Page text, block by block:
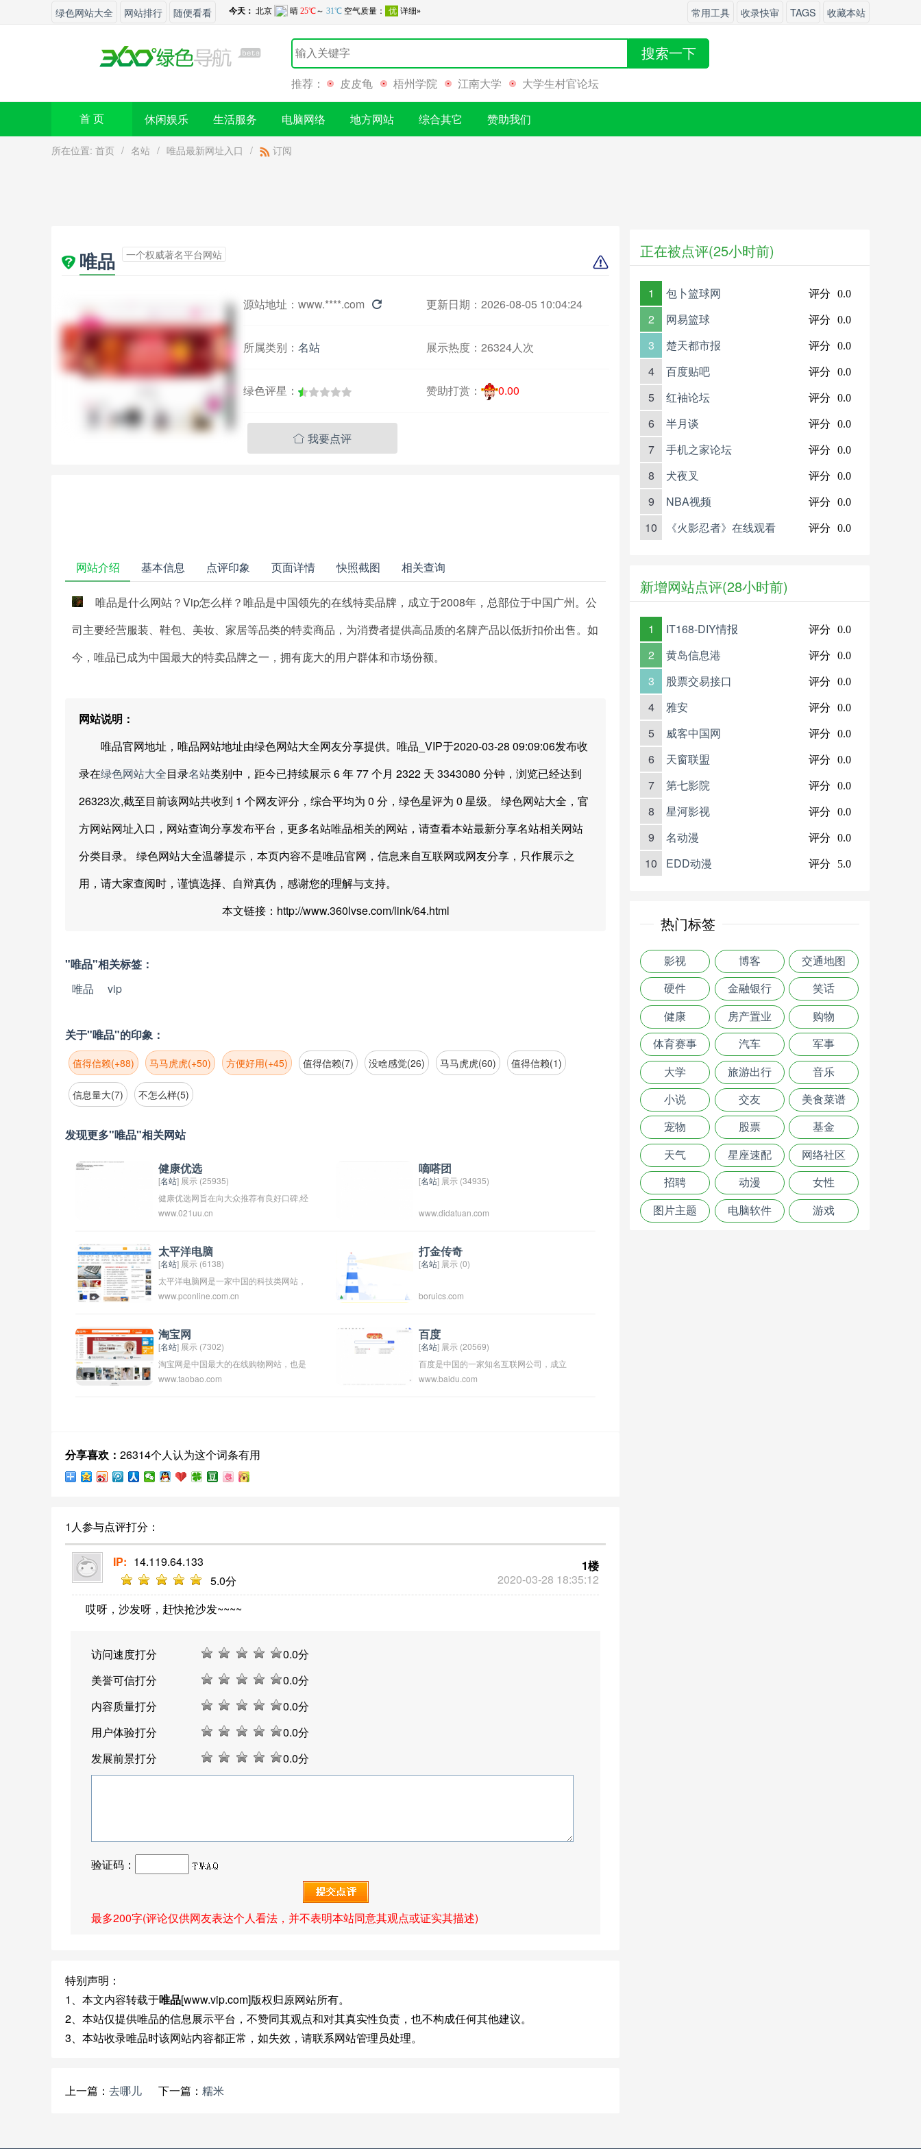
绿色网站大全 网站排行 随便看看 常用工具 收录快审 TAGS 收藏本站
搜索一下
推荐： 皮皮龟 梧州学院 江南大学 大学生村官论坛
首 页 休闲娱乐 生活服务 电脑网络 地方网站 综合其它 赞助我们
所在位置: 首页 / 名站 / 唯品最新网址入口 / 订阅
唯品 一个权威著名平台网站
源站地址： www.****.com  更新日期：2026-08-05 10:04:24
所属类别： 名站 展示热度： 26324人次
绿色评星： 赞助打赏： 0.00
 我要点评
网站介绍 基本信息 点评印象 页面详情 快照截图 相关查询
唯品是什么网站？Vip怎么样？唯品是中国领先的在线特卖品牌，成立于2008年，总部位于中国广州。公
司主要经营服装、鞋包、美妆、家居等品类的特卖商品，为消费者提供高品质的名牌产品以低折扣价出售。如
今，唯品已成为中国最大的特卖品牌之一，拥有庞大的用户群体和市场份额。
网站说明：
唯品官网地址，唯品网站地址由绿色网站大全网友分享提供。唯品_VIP于2020-03-28 09:09:06发布收
录在绿色网站大全目录名站类别中，距今已持续展示 6 年 77 个月 2322 天 3343080 分钟，浏览已经达到
26323次,截至目前该网站共收到 1 个网友评分，综合平均为 0 分，绿色星评为 0 星级。 绿色网站大全，官
方网站网址入口，网站查询分享发布平台，更多名站唯品相关的网站，请查看本站最新分享名站相关网站
分类目录。 绿色网站大全温馨提示，本页内容不是唯品官网，信息来自互联网或网友分享，只作展示之
用，请大家查阅时，谨慎选择、自辩真伪，感谢您的理解与支持。
本文链接：http://www.360lvse.com/link/64.html
"唯品"相关标签：
唯品
vip
关于"唯品"的印象：
值得信赖(+88) 马马虎虎(+50) 方便好用(+45) 值得信赖(7) 没啥感觉(26) 马马虎虎(60) 值得信赖(1)
信息量大(7) 不怎么样(5)
发现更多"唯品"相关网站
健康优选
[名站] 展示 (25935)
健康优选网旨在向大众推荐有良好口碑,经
实践验证,环保,安全,有品位,上档次,品质过
特色人群量身定制.大众优选,至优之选
www.021uu.cn
嘀嗒团
[名站] 展示 (34935)
www.didatuan.com
太平洋电脑
[名站] 展示 (6138)
太平洋电脑网是一家中国的科技类网站，
提供电脑、数码产品资讯、评测和技术教
较早的科技网站之一，致力于为用户提供
全面、及时的科技信息。太平洋电脑网在
数码、电脑领域拥有广泛的影响力和读者
群体。
www.pconline.com.cn
打金传奇
[名站] 展示 (0)
boruics.com
淘宝网
[名站] 展示 (7302)
淘宝网是中国最大的在线购物网站，也是
全球最大的电子商务网站之一。淘宝网成
进行拍卖和参与团购活动。淘宝网提供方
平台上进行购物交易。
www.taobao.com
百度
[名站] 展示 (20569)
百度是中国的一家知名互联网公司，成立
于2000年。其主要业务包括搜索引擎、云
www.baidu.com
分享喜欢： 26314个人认为这个词条有用
1人参与点评打分：
2020-03-28 18:35:12
1楼
IP: 14.119.64.133
5.0分
哎呀，沙发呀，赶快抢沙发~~~~
访问速度打分 0.0分
美誉可信打分
0.0分
内容质量打分
0.0分
用户体验打分
0.0分
发展前景打分
0.0分
验证码：
最多200字(评论仅供网友表达个人看法，并不表明本站同意其观点或证实其描述)
特别声明：
1、本文内容转载于唯品[www.vip.com]版权归原网站所有。
2、本站仅提供唯品的信息展示平台，不赞同其观点和对其真实性负责，也不构成任何其他建议。
3、本站收录唯品时该网站内容都正常，如失效，请联系网站管理员处理。
上一篇： 去哪儿 下一篇： 糯米
正在被点评(25小时前)
1 包卜篮球网 评分 0.0
2 网易篮球 评分 0.0
3 楚天都市报 评分 0.0
4 百度贴吧 评分 0.0
5 红袖论坛 评分 0.0
6 半月谈 评分 0.0
7 手机之家论坛 评分 0.0
8 犬夜叉 评分 0.0
9 NBA视频 评分 0.0
10 《火影忍者》在线观看 评分 0.0
新增网站点评(28小时前)
1 IT168-DIY情报 评分 0.0
2 黄岛信息港 评分 0.0
3 股票交易接口 评分 0.0
4 雅安 评分 0.0
5 威客中国网 评分 0.0
6 天窗联盟 评分 0.0
7 第七影院 评分 0.0
8 星河影视 评分 0.0
9 名动漫 评分 0.0
10 EDD动漫 评分 5.0
热门标签
影视 博客 交通地图
硬件 金融银行 笑话
健康 房产置业 购物
体育赛事 汽车 军事
大学 旅游出行 音乐
小说 交友 美食菜谱
宠物 股票 基金
天气 星座速配 网络社区
招聘 动漫 女性
图片主题 电脑软件 游戏